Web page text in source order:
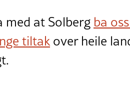
at Solberg ba
tiltakover heile